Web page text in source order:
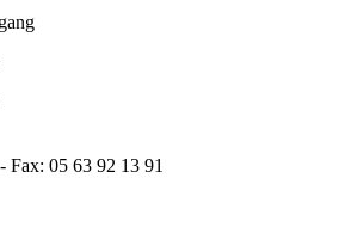
- Fax: 05 63 92 13 91